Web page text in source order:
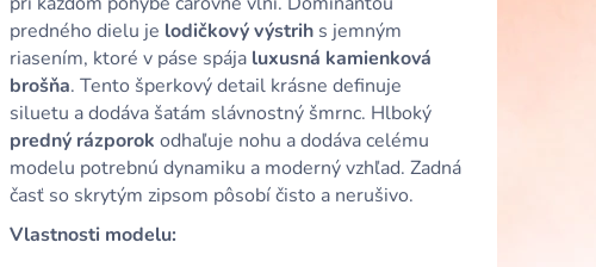
predného dielu je lodičkový výstrih s jemným
riasením, ktoré v páse spája luxusná kamienková
brošňa. Tento šperkový detail krásne definuje
siluetu a dodáva šatám slávnostný šmrnc. Hlboký
predný rázporok odhaľuje nohu a dodáva celému
modelu potrebnú dynamiku a moderný vzhľad. Zadná
časť so skrytým zipsom pôsobí čisto a nerušivo.
Vlastnosti modelu: